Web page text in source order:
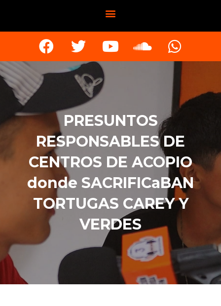
PRESUNTOS
RESPONSABLES DE
CENTROS DE ACOPIO
donde SACRIFICaBAN
TORTUGAS CAREY Y
VERDES